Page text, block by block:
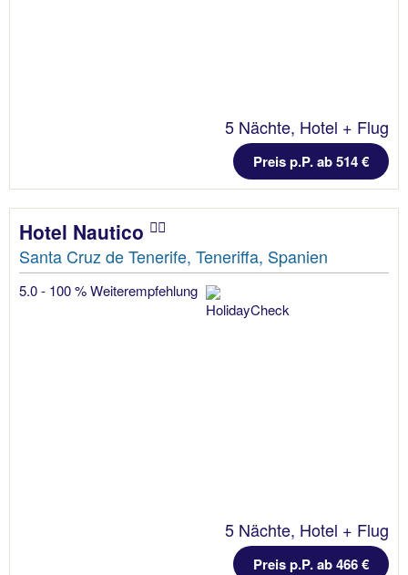
5 Nächte, Hotel + Flug
Preis p.P. ab 514 €
Hotel Nautico
Santa Cruz de Tenerife, Teneriffa, Spanien
5.0 - 100 % Weiterempfehlung
5 Nächte, Hotel + Flug
Preis p.P. ab 466 €